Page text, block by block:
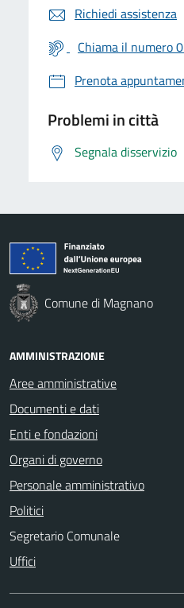
Richiedi assistenza
Chiama il numero
Prenota
Problemi in città
Segnala disservizio
Comune di Magnano
AMMINISTRAZIONE
Aree amministrative
Documenti e dati
Enti e fondazioni
Organi di governo
Personale amministrativo
Politici
Segretario Comunale
Uffici